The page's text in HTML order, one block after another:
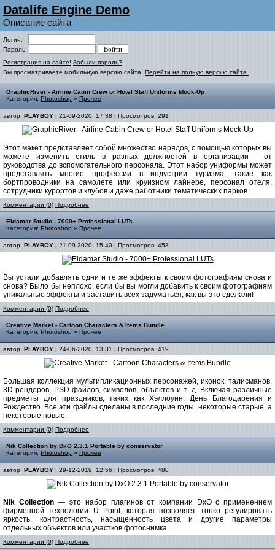
Datalife Engine Demo
Описание сайта
Логин:
Пароль:
Регистрация на сайте! Забыли пароль?
Вы просматриваете мобильную версию сайта. Перейти на полную версию сайта.
GraphicRiver - Airline Cabin Crew or Hotel Staff Uniforms Mock-Up
Категория: Photoshop » Прочее
автор: PLAYBOY | 21-09-2020, 17:38 | Просмотров: 291
Этот макет представляет собой множество нарядов, с помощью которых вы
можете изменить стиль в разных должностей в организации - от
руководства до вспомогательного персонала. Этот набор униформы может
представлять многие профессии в индустрии туризма, такие как
бортпроводники на самолете или круизном лайнере, персонал отеля,
сотрудники курортов и клубов и даже работники тематических парков.
Комментарии (0) Подробнее
Eldamar Studio - 7000+ Professional LUTs
Категория: Photoshop » Прочее
автор: PLAYBOY | 21-09-2020, 15:40 | Просмотров: 458
Вы устали добавлять одни и те же эффекты к своим фотографиям снова и
снова? Было бы неплохо, если бы вы могли добавить к своим фотографиям
уникальные эффекты и заставить всех задуматься, как вы это сделали!
Комментарии (0) Подробнее
Creative Market - Cartoon Characters & Items Bundle
Категория: Photoshop » Прочее
автор: PLAYBOY | 24-06-2020, 13:31 | Просмотров: 419
Большая коллекция мультипликационных персонажей, иконок, талисманов,
3D-рендеров, PSD-файлов, символов, объектов и т. д. Включая различные
предметы для праздников, таких как Хэллоуин, День Благодарения и
Рождество. Все эти файлы сделаны в последние годы, некоторые старые, а
некоторые новые.
Комментарии (0) Подробнее
Nik Collection by DxO 2.3.1 Portable by conservator
Категория: Photoshop » Прочее
автор: PLAYBOY | 29-12-2019, 12:56 | Просмотров: 480
Nik Collection— это набор плагинов от компании DxO с применением
фирменной технологии U Point, которая позволяет тонко регулировать
яркость, контрастность, насыщенность цвета и другие параметры
отдельных объектов или участков фотоснимка.
Комментарии (0) Подробнее